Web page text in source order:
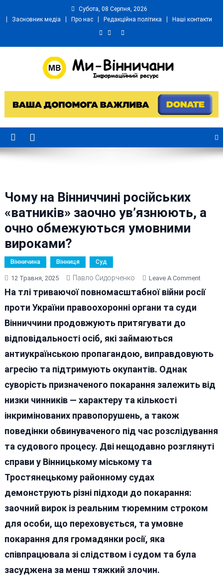
Субота, 08 Серпня, 2026
Засновник медіа
Про нас Редакційна політика Наші контакти
Ми Вінничани
Чому на Вінниччині російських
«ватників» заочно ув’язнюють, а
очно обмежуються умовними
вироками?
Вінничина Вінниця Суд
12 Травня, 2025 Павло Сидорченко Leave A CommentOn
Чому
Очно
На тлі триваючої повномасштабної війни росії
проти України правоохоронні органи та суди
Вінниччини продовжують притягувати до
відповідальності осіб, які займаються
антиукраїнською пропагандою, виправдовують
агресію та підтримують окупантів. Однак
суворість призначеного покарання залежить від
низки чинників — характеру та кількості
інкримінованих правопорушень, а також
поведінки обвинуваченого під час розслідування
та судового процесу. Дві нещодавно розглянуті
справи у Вінницькому міському та
Тростянецькому районному судах
демонструють різні підходи до покарання:
заочний вирок із реальним тюремним строком
для особи, що переховується, та умовне
покарання для громадянки росії, яка
співпрацювала зі слідством і судом та була
засуджена за менш тяжкий злочин.